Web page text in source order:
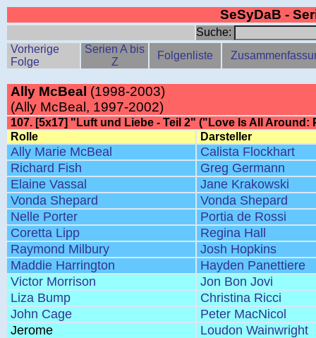
SeSyDaB -
Suche:
Vorherige
Folge
Serien A bis
Z
Folgenliste
Ally McBeal (1998-2003)
(Ally McBeal, 1997-2002)
107. [5x17] "Luft und Liebe - Teil 2" ("Love Is All Around:
Rolle
Darsteller
Ally Marie McBeal
Calista Flockhart
Richard Fish
Greg Germann
Elaine Vassal
Jane Krakowski
Vonda Shepard
Vonda Shepard
Nelle Porter
Portia de Rossi
Coretta Lipp
Regina Hall
Raymond Milbury
Josh Hopkins
Maddie Harrington
Hayden Panettiere
Victor Morrison
Jon Bon Jovi
Liza Bump
Christina Ricci
John Cage
Peter MacNicol
Jerome
Loudon Wainwright